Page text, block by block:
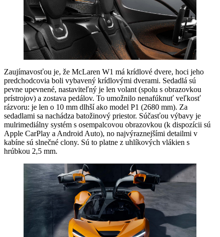
Zaujímavosťou je, že McLaren W1 má krídlové dvere, hoci jeho
predchodcovia boli vybavený krídlovými dverami. Sedadlá sú
pevne upevnené, nastaviteľný je len volant (spolu s obrazovkou
prístrojov) a zostava pedálov. To umožnilo nenafúknuť veľkosť
rázvoru: je len o 10 mm dlhší ako model P1 (2680 mm). Za
sedadlami sa nachádza batožinový priestor. Súčasťou výbavy je
mulrimediálny systém s osempalcovou obrazovkou (k dispozícii sú
Apple CarPlay a Android Auto), no najvýraznejšími detailmi v
kabíne sú slnečné clony. Sú to platne z uhlíkových vlákien s
hrúbkou 2,5 mm.